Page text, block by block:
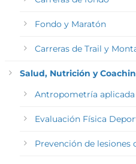
Fondo y Maratón
Carreras de Trail y
Salud, Nutrición y
Antropometría
Evaluación Física
Prevención de lesiones